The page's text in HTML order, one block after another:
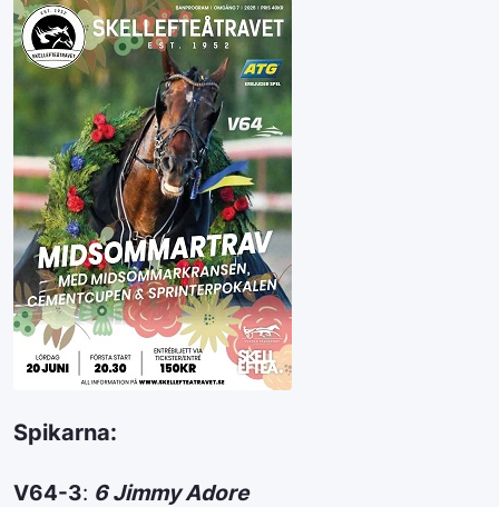
Spikarna:
V64-3: 6 Jimmy Adore